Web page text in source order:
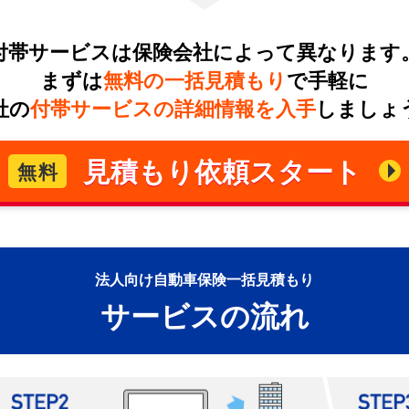
帯サービスは保険会社によって異なります
まずは無料の一括見積もりで手軽に
の付帯サービスの詳細情報を入手しましょ
無料 見積もり依頼スタート
法人向け自動車保険一括見積もり
サービスの流れ